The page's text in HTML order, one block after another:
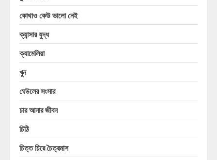
কোথাও কেউ ভালো নেই
ক্যান্সার যুদ্ধ
ক্যামেলিয়া
খুন
ঘেউলের সংসার
চার আনার জীবন
চিঠি
চিত্ত চিরে চৈত্রমাস